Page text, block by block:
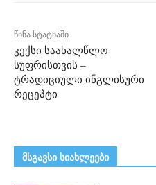
წინა სტატიაში
კექსი საახალწლო
სუფრისთვის –
ტრადიციული ინგლისური
რეცეპტი
მსგავსი სიახლეები